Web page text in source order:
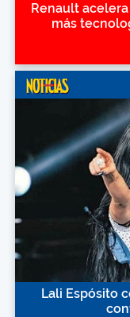
Renault
más
Lali Espósito